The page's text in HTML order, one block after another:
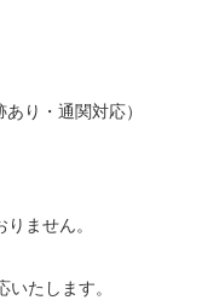
り・通関対応）
ません。
たします。